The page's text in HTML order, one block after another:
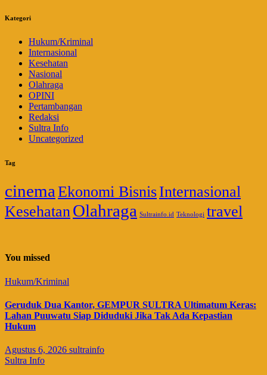
Kategori
Hukum/Kriminal
Internasional
Kesehatan
Nasional
Olahraga
OPINI
Pertambangan
Redaksi
Sultra Info
Uncategorized
Tag
cinema Ekonomi BisnisInternasional
KesehatanOlahraga Sultrainfo.id Teknologi travel
You missed
Hukum/Kriminal
Geruduk Dua Kantor, GEMPUR SULTRA Ultimatum Keras:
Lahan Puuwatu Siap Diduduki Jika Tak Ada Kepastian
Hukum
Agustus 6, 2026 sultrainfo
Sultra Info